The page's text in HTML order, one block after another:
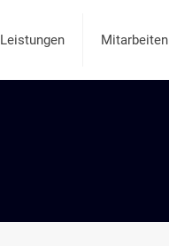
Leistungen Mitarbeiten